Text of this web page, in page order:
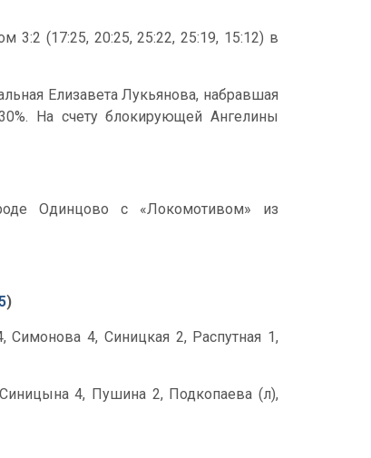
3:2 (17:25, 20:25, 25:22, 25:19, 15:12) в
Елизавета Лукьянова, набравшая
На счету блокирующей Ангелины
Одинцово с «Локомотивом» из
)
4, Синицкая 2, Распутная 1,
4, Пушина 2, Подкопаева (л),